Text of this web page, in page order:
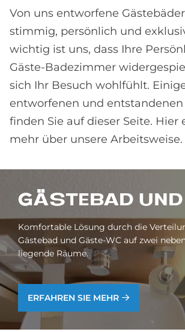
Von uns entworfene
stimmig, persönlich und
wichtig ist uns, dass Ihre
Gäste-Badezimmer
sich Ihr Besuch wohlfühlt.
entworfenen und
finden Sie auf dieser Seite. Hier
mehr über unsere Arbeitsweise.
GÄ­STE­BAD
Komfortable Lösung durch die
Gästebad und Gäste-WC auf zwei
liegende Räume.
ERFAHREN SIE MEHR